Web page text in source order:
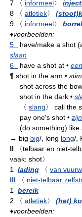
7
〈 informeel〉
8
〈 atletiek〉
9
〈 informeel〉
borrel
♦voorbeelden:
5
have/make a shot
slaan
6
have a shot at •
¶ shot in the arm •
shot across the
shot in the dark •
〈 slang〉 call the
pay one's shot •
(do something) like
→ big big/, long long/,
II
〈telbaar en niet-
vaak: shot〉
1 lading 〈 van
III
〈 niet-telbaar
1 bereik
2
〈 atletiek〉
(het)
♦voorbeelden: